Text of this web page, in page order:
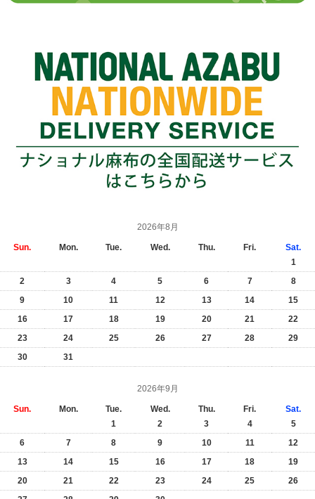
2026年8月
Sun. Mon. Tue. Wed. Thu. Fri.
Sat.
1
2
3 4 5 6 7
8
9
10 11 12 13 14
15
16
17 18 19 20 21
22
23
24 25 26 27 28
29
30
31
2026年9月
Sun. Mon. Tue. Wed. Thu. Fri.
Sat.
1
2 3 4
5
6
7 8 9 10 11
12
13
14 15 16 17 18
19
20
21 22 23 24 25
26